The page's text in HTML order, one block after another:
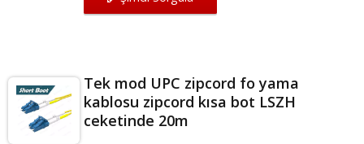
uygulamaları için fiber optik ekipmanlarla
Tek mod UPC zipcord fo yama
kablosu zipcord kısa bot LSZH
ceketinde 20m